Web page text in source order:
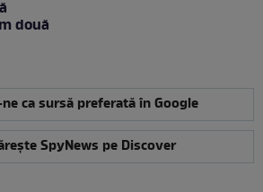
două
ca sursă preferată în Google
SpyNews pe Discover